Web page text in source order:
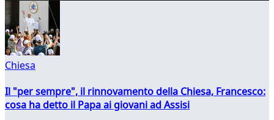
Chiesa
Il "per sempre", il rinnovamento della Chiesa, Francesco:
cosa ha detto il Papa ai giovani ad Assisi